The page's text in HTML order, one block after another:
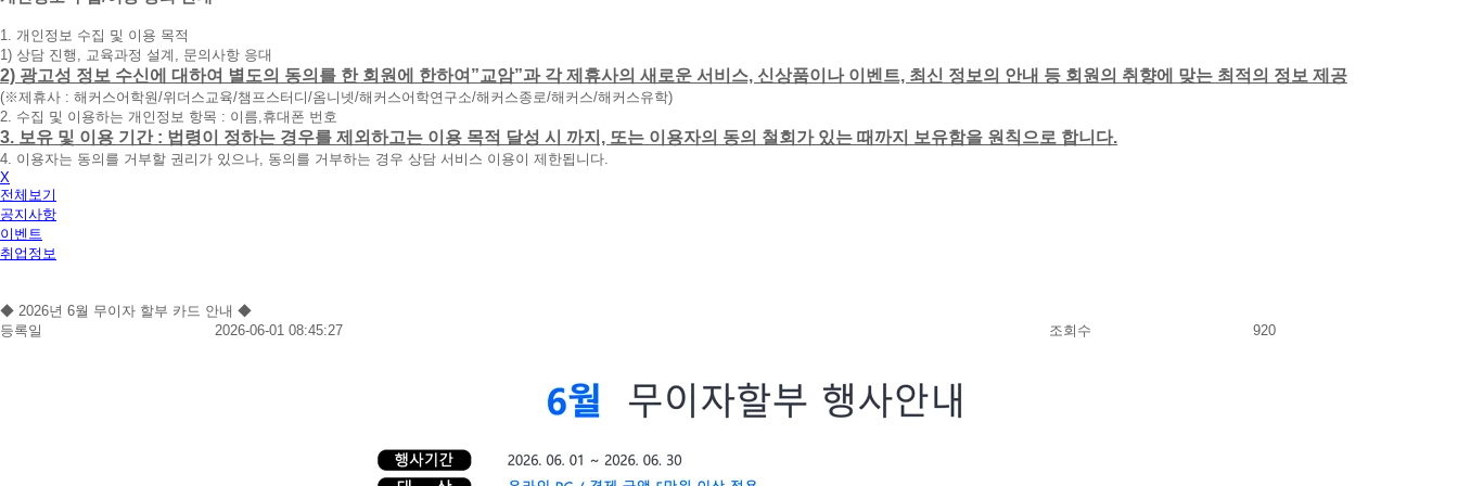
휴
대
폰
번
호
를
입
력
하
시
면
빠
간
내
1. 개인정보 수집 및 이용 목적
1) 상담 진행, 교육과정 설계, 문의사항 응대
2) 광고성 정보 수신에 대하여 별도의 동의를 한 회원에 한하여”교암”과 각 제휴사의 새로운 서비스, 신상품이나 이벤트, 최신 정보의 안내 등 회원의 취향에 맞는 최적의 정보 제공
(※제휴사 : 해커스어학원/위더스교육/챔프스터디/옴니넷/해커스어학연구소/해커스종로/해커스/해커스유학)
2. 수집 및 이용하는 개인정보 항목 : 이름,휴대폰 번호
3. 보유 및 이용 기간 : 법령이 정하는 경우를 제외하고는 이용 목적 달성 시 까지, 또는 이용자의 동의 철회가 있는 때까지 보유함을 원칙으로 합니다.
4. 이용자는 동의를 거부할 권리가 있으나, 동의를 거부하는 경우 상담 서비스 이용이 제한됩니다.
X
전체보기
공지사항
이벤트
취업정보
◆ 2026년 6월 무이자 할부 카드 안내 ◆
등록일
2026-06-01 08:45:27 조회수 920